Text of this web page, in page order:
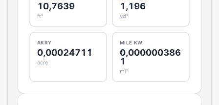
10,7639
ft²
1,196
yd²
AKRY
0,00024711
acre
MILE KW.
0,000000386
1
mi²